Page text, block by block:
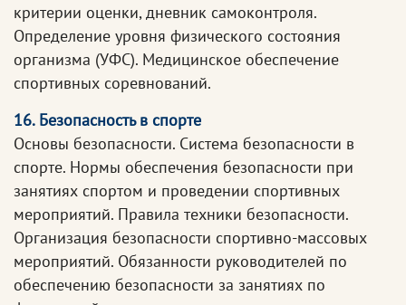
критерии оценки, дневник самоконтроля.
Определение уровня физического состояния
организма (УФС). Медицинское обеспечение
спортивных соревнований.
16. Безопасность в спорте
Основы безопасности. Система безопасности в
спорте. Нормы обеспечения безопасности при
занятиях спортом и проведении спортивных
мероприятий. Правила техники безопасности.
Организация безопасности спортивно-массовых
мероприятий. Обязанности руководителей по
обеспечению безопасности за занятиях по